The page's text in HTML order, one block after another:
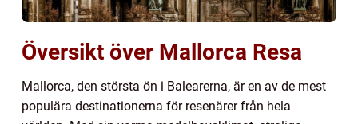
Översikt över Mallorca Resa
Mallorca, den största ön i Balearerna, är en av de mest
populära destinationerna för resenärer från hela